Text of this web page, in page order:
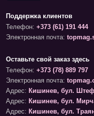
Поддержка клиентов
Телефон: +373 (61) 191 444
Электронная почта:
Оставьте свой заказ здесь
Телефон: +373 (78) 889 797
Электронная почта:
Адрес: Кишинев, бул.
Адрес: Кишинев, бул.
Адрес: Кишинев, бул.